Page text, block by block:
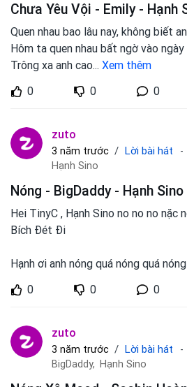
Chưa Yêu Vội - Emily - Hạnh
Quen nhau bao lâu nay, không biết
Hôm ta quen nhau bất ngờ vào
Trông xa anh cao... Xem thêm
0
0 0
zuto
3 năm trước Lời bài hát
Hạnh Sino
Nóng - BigDaddy - Hạnh Sino
Hei TinyC , Hạnh Sino no no no nặc
Bích Đét Đi
Hạnh ơi anh nóng quá nóng quá
0
0 0
zuto
3 năm trước Lời bài hát
BigDaddy, Hạnh Sino